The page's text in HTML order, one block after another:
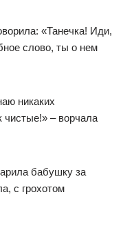
«Танечка! Иди,
слово, ты о нем
никаких
чистые!» – ворчала
бабушку за
с грохотом